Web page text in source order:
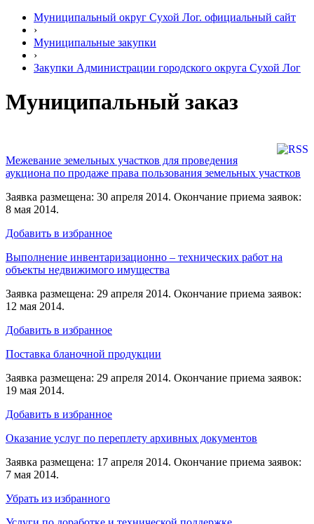
Муниципальный округ Сухой Лог. официальный сайт
›
Муниципальные закупки
›
Закупки Администрации городского округа Сухой Лог
Муниципальный заказ
Межевание земельных участков для проведения
аукциона по продаже права пользования земельных участков
Заявка размещена: 30 апреля 2014. Окончание приема заявок:
8 мая 2014.
Добавить в избранное
Выполнение инвентаризационно – технических работ на
объекты недвижимого имущества
Заявка размещена: 29 апреля 2014. Окончание приема заявок:
12 мая 2014.
Добавить в избранное
Поставка бланочной продукции
Заявка размещена: 29 апреля 2014. Окончание приема заявок:
19 мая 2014.
Добавить в избранное
Оказание услуг по переплету архивных документов
Заявка размещена: 17 апреля 2014. Окончание приема заявок:
7 мая 2014.
Убрать из избранного